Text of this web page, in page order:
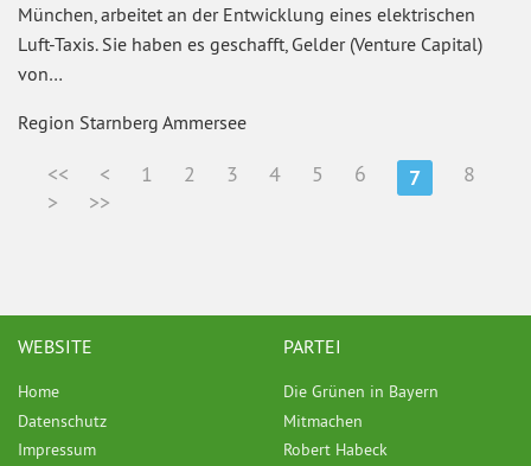
München, arbeitet an der Entwicklung eines elektrischen
Luft-Taxis. Sie haben es geschafft, Gelder (Venture Capital)
von…
Region Starnberg Ammersee
<< < 1 2 3 4 5 6 7
8
>
>>
WEBSITE
Home
Datenschutz
Impressum
PARTEI
Die Grünen in Bayern
Mitmachen
Robert Habeck